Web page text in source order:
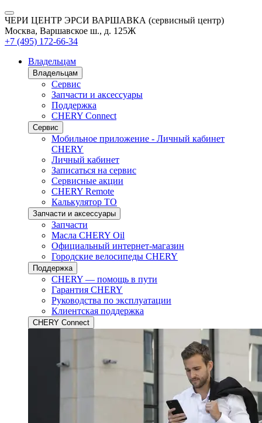
ЧЕРИ ЦЕНТР ЭРСИ ВАРШАВКА (сервисный центр)
Москва, Варшавское ш., д. 125Ж
+7 (495) 172-66-34
Владельцам
Владельцам
Сервис
Запчасти и аксессуары
Поддержка
CHERY Connect
Сервис
Мобильное приложение - Личный кабинет
CHERY
Личный кабинет
Записаться на сервис
Сервисные акции
CHERY Remote
Калькулятор ТО
Запчасти и аксессуары
Запчасти
Масла CHERY Oil
Официальный интернет-магазин
Городские велосипеды CHERY
Поддержка
CHERY — помощь в пути
Гарантия CHERY
Руководства по эксплуатации
Клиентская поддержка
CHERY Connect